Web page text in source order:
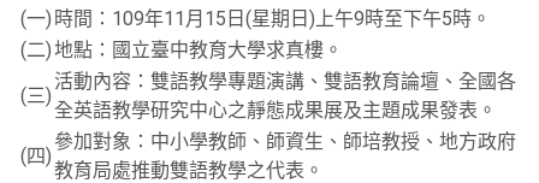
(一) 時間：109年11月15日(星期日)上午9時至下午5時。
(二)地點：國立臺中教育大學求真樓。
(三)
活動內容：雙語教學專題演講、雙語教育論壇、全國各
全英語教學研究中心之靜態成果展及主題成果發表。
(四)
參加對象：中小學教師、師資生、師培教授、地方政府
教育局處推動雙語教學之代表。